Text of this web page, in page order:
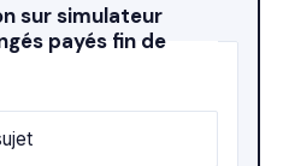
sur simulateur
payés fin de